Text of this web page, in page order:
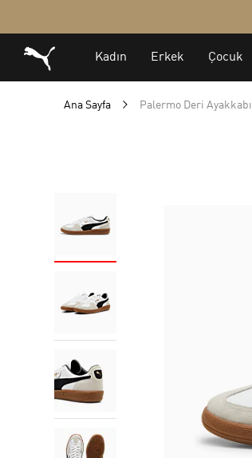
Ana Sayfa Palermo Deri Ayakkabı